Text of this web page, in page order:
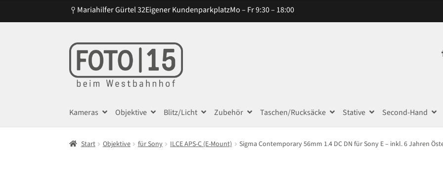
Mariahilfer Gürtel 32Eigener KundenparkplatzMo – Fr 9:30 – 18:00
Zur
Navigation
springen
Zum
Inhalt
springen
Kameras Objektive Blitz/Licht Zubehör Taschen/Rucksäcke Stative Second-Hand
Start Objektive für Sony ILCE APS-C (E-Mount) Sigma Contemporary 56mm 1.4 DC DN für Sony E – inkl. 6 Jahren